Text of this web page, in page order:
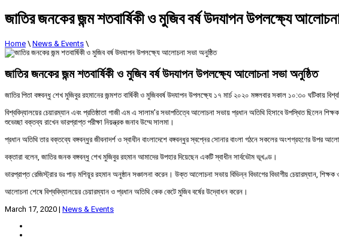
জাতির জনকের জন্ম শতবার্ষিকী ও মুজিব বর্ষ উদযাপন উপলক্ষ্যে
Home \ News & Events \
জাতির জনকের জন্ম শতবার্ষিকী ও মুজিব বর্ষ উদযাপন উপলক্ষ্যে আলোচনা সভা অনুষ্ঠিত
জাতির পিতা বঙ্গবন্ধু শেখ মুজিবুর রহমানের জন্মশত বার্ষিকী ও মুজিববর্ষ উদযাপন উপলক্ষ্যে ১৭ মার্চ ২০২০ মঙ্গলবার সকাল ১০:৩০
বিশ্ববিদ্যালয়ের চেয়ারম্যান এবং প্রতিষ্ঠাতা গাজী এম এ সালাম’র সভাপতিত্বে আলোচনা সভায় প্রধান অতিথি হিসাবে উপস্থিত
শুভেচ্ছা বক্তব্য রাখেন ভারপ্রাপ্ত পরীক্ষা নিয়ন্ত্রক জনাব উম্মে সালমা।
প্রধান অতিথি তার বক্তব্যে বঙ্গবন্ধুর জীবনাদর্শ ও স্বাধীন বাংলাদেশে বঙ্গবন্ধুর স্বপ্নের সোনার বাংলা গঠনে সকলের অংশগ্রহণের উপর
বক্তারা বলেন, জাতির জনক বঙ্গবন্ধু শেখ মুজিবুর রহমান আমাদের উপহার দিয়েছেন একটি স্বাধীন সার্বভৌম ভূখণ্ড।
ভারপ্রাপ্ত রেজিস্ট্রার ডঃ পাড় মশিয়ূর রহমান অনুষ্ঠান সঞ্চালনা করেন। উক্ত আলোচনা সভায় বিভিন্ন বিভাগের বিভাগীয় চেয়ারম্যান, শিক্ষক
আলোচনা শেষে বিশ্ববিদ্যালয়ের চেয়ারম্যান ও প্রধান অতিথি কেক কেটে মুজিব বর্ষের উদ্বোধন করেন।
March 17, 2020 | News & Events